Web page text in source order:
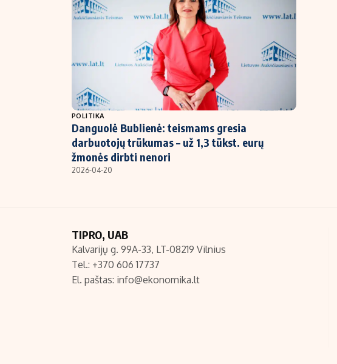
Aplinka
Ekonomika
Politika
NT ir statybos
Įmonės
Žemės ūkis
Technologijos
Laisvalaikis
POLITIKA
Danguolė Bublienė: teismams gresia
darbuotojų trūkumas – už 1,3 tūkst. eurų
žmonės dirbti nenori
2026-04-20
TIPRO, UAB
Kalvarijų g. 99A-33, LT-08219 Vilnius
Tel.: +370 606 17737
El. paštas: info@ekonomika.lt